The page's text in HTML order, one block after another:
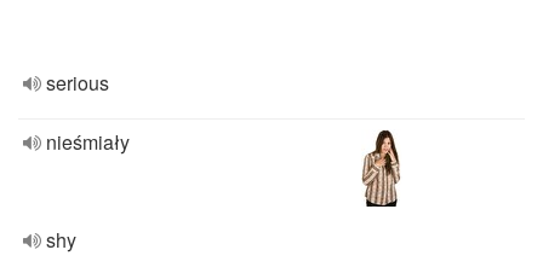
serious
nieśmiały
shy